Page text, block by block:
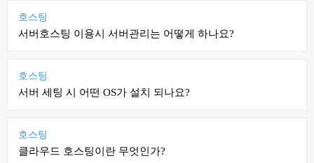
호스팅
서버호스팅 이용시 서버관리는 어떻게 하나요?
호스팅
서버 세팅 시 어떤 OS가 설치 되나요?
호스팅
클라우드 호스팅이란 무엇인가?